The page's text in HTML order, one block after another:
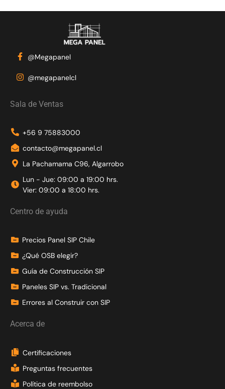
@Megapanel
@megapanelcl
Sala de Ventas
+56 9 75883000
contacto@megapanel.cl
La Pachamama C96, Algarrobo
Lun - Jue: 09:00 a 19:00 hrs.
Vier: 09:00 a 18:00 hrs.
Centro de ayuda
Precios Panel SIP Chile
¿Qué OSB elegir?
Guía de Construcción SIP
Paneles SIP vs. Tradicional
Errores al Construir con SIP
Acerca de
Certificaciones
Preguntas frecuentes
Política de reembolso